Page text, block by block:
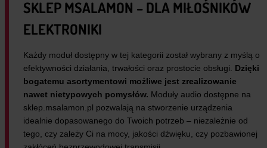
SKLEP MSALAMON – DLA MIŁOŚNIKÓW
ELEKTRONIKI
Każdy moduł dostępny w tej kategorii został wybrany z myślą o
efektywności działania, trwałości oraz prostocie obsługi. Dzięki
bogatemu asortymentowi możliwe jest zrealizowanie
nawet nietypowych pomysłów. Moduły audio dostępne na
sklep.msalamon.pl pozwalają na stworzenie urządzenia
idealnie dopasowanego do Twoich potrzeb – niezależnie od
tego, czy zależy Ci na mocy, jakości dźwięku, czy pozbawionej